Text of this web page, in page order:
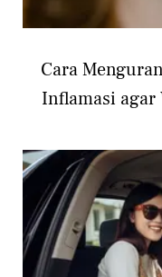
Cara
Inflamasi